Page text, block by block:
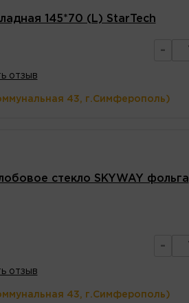
145*70 (L) StarTech
-
отзыв
43, г.Симферополь)
стекло SKYWAY фольга
-
отзыв
43, г.Симферополь)